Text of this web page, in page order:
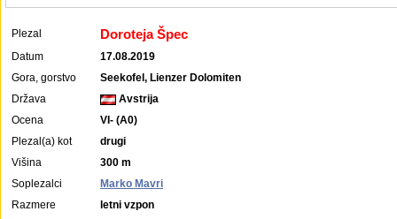
Plezal Doroteja Špec
Datum
17.08.2019
Gora, gorstvo
Seekofel, Lienzer Dolomiten
Država
Avstrija
Ocena
VI- (A0)
Plezal(a) kot
drugi
Višina
300 m
Soplezalci
Marko Mavri
Razmere
letni vzpon